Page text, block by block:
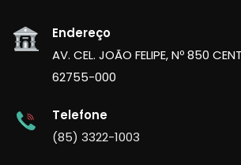
Endereço
AV. CEL. JOÃO FELIPE, Nº 850
62755-000
Telefone
(85) 3322-1003